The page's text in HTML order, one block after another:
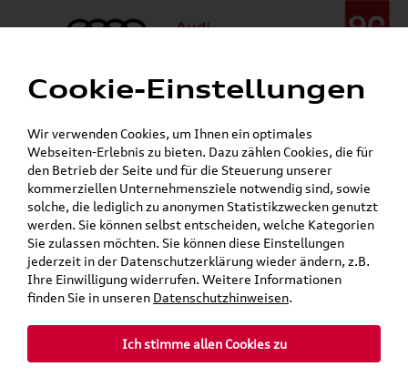
Menü
24h-Pannenhilfe:+49 (0)171 / 870 72 87
Gerade geschlossen
Verkauf:
Mo. - Fr. 08:00 - 19:00 Uhr Sa. 09:00 - 13:00 Uhr
Service:Mo. - Fr. 06:00 - 20:00 Uhr Sa. 08:00 - 13:00 Uhr
Jetzt sparen bei unseren
Dachboxen!
Grundträger zum Schnäppchenpreis
Cookie-Einstellungen
Wir verwenden Cookies, um Ihnen ein optimales
Webseiten-Erlebnis zu bieten. Dazu zählen Cookies, die für
den Betrieb der Seite und für die Steuerung unserer
kommerziellen Unternehmensziele notwendig sind, sowie
solche, die lediglich zu anonymen Statistikzwecken genutzt
werden. Sie können selbst entscheiden, welche Kategorien
Sie zulassen möchten. Sie können diese Einstellungen
jederzeit in der Datenschutzerklärung wieder ändern, z.B.
Ihre Einwilligung widerrufen. Weitere Informationen
finden Sie in unseren Datenschutzhinweisen.
Ich stimme allen Cookies zu